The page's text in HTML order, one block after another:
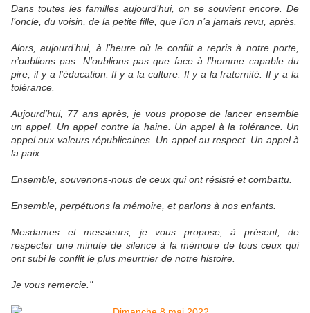
Dans toutes les familles aujourd’hui, on se souvient encore. De
l’oncle, du voisin, de la petite fille, que l’on n’a jamais revu, après.
Alors, aujourd’hui, à l’heure où le conflit a repris à notre porte,
n’oublions pas. N’oublions pas que face à l’homme capable du
pire, il y a l’éducation. Il y a la culture. Il y a la fraternité. Il y a la
tolérance.
Aujourd’hui, 77 ans après, je vous propose de lancer ensemble
un appel. Un appel contre la haine. Un appel à la tolérance. Un
appel aux valeurs républicaines. Un appel au respect. Un appel à
la paix.
Ensemble, souvenons-nous de ceux qui ont résisté et combattu.
Ensemble, perpétuons la mémoire, et parlons à nos enfants.
Mesdames et messieurs, je vous propose, à présent, de
respecter une minute de silence à la mémoire de tous ceux qui
ont subi le conflit le plus meurtrier de notre histoire.
Je vous remercie."